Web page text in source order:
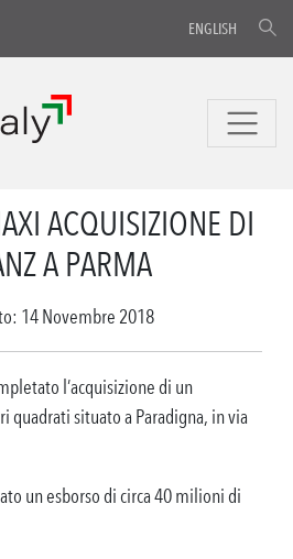
ENGLISH
ACQUISIZIONE DI
A PARMA
14 Novembre 2018
l’acquisizione di un
situato a Paradigna, in via
un esborso di circa 40 milioni di